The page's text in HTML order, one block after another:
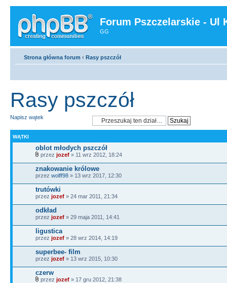
Forum Pszczelarskie - Ul
GG
Strona główna forum ‹ Rasy pszczół
Rasy pszczół
Napisz wątek
WĄTKI
oblot młodych pszczół
przez jozef » 11 wrz 2012, 18:24
znakowanie królowe
przez wolff98 » 13 wrz 2017, 12:30
trutówki
przez jozef » 24 mar 2011, 21:34
odkład
przez jozef » 29 maja 2011, 14:41
ligustica
przez jozef » 28 wrz 2014, 14:19
superbee- film
przez jozef » 13 wrz 2015, 10:30
czerw
przez jozef » 17 gru 2012, 21:38